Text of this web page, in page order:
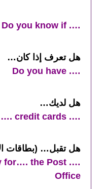
…. Do you know if
هل تعرف إذا كان…
…. Do you have
هل لديك…
…. Do you accept …. credit cards
هل تقبل… (بطاقات
for…. the Post
Office